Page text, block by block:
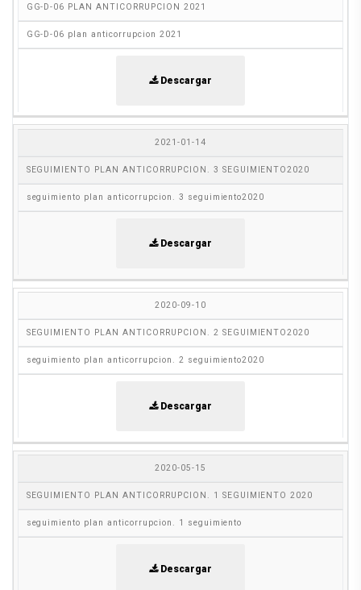
GG-D-06 PLAN ANTICORRUPCION 2021
GG-D-06 plan anticorrupcion 2021
Descargar
2021-01-14
SEGUIMIENTO PLAN ANTICORRUPCION. 3 SEGUIMIENTO2020
seguimiento plan anticorrupcion. 3 seguimiento2020
Descargar
2020-09-10
SEGUIMIENTO PLAN ANTICORRUPCION. 2 SEGUIMIENTO2020
seguimiento plan anticorrupcion. 2 seguimiento2020
Descargar
2020-05-15
SEGUIMIENTO PLAN ANTICORRUPCION. 1 SEGUIMIENTO 2020
seguimiento plan anticorrupcion. 1 seguimiento
Descargar